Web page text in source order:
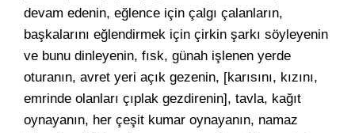
devam edenin, eğlence için çalgı çalanların,
başkalarını eğlendirmek için çirkin şarkı söyleyenin
ve bunu dinleyenin, fısk, günah işlenen yerde
oturanın, avret yeri açık gezenin, [karısını, kızını,
emrinde olanları çıplak gezdirenin], tavla, kağıt
oynayanın, her çeşit kumar oynayanın, namaz